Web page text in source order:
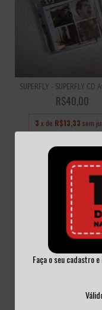
Faça o seu cadastro
SUPERFLY - SUPERFLY CD
R$40,00
3 x de R$13,33 sem
SECURITÄTE - ESTADO
R$40,00